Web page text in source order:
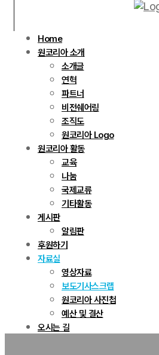
Home
원코리아 소개
소개글
연혁
파트너
비전쉐어링
조직도
원코리아 Logo
원코리아 활동
교육
나눔
국제교류
기타활동
게시판
알림판
후원하기
자료실
영상자료
보도기사스크랩
원코리아 사진첩
예산 및 결산
오시는 길